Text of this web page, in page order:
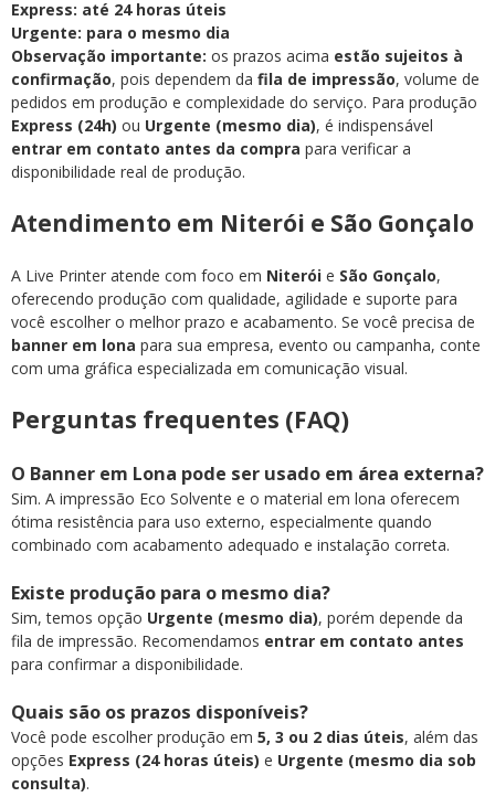
Express: até 24 horas úteis
Urgente: para o mesmo dia
Observação importante: os prazos acima estão sujeitos à
confirmação, pois dependem da fila de impressão, volume de
pedidos em produção e complexidade do serviço. Para produção
Express (24h) ou Urgente (mesmo dia), é indispensável
entrar em contato antes da compra para verificar a
disponibilidade real de produção.
Atendimento em Niterói e São Gonçalo
A Live Printer atende com foco em Niterói e São Gonçalo,
oferecendo produção com qualidade, agilidade e suporte para
você escolher o melhor prazo e acabamento. Se você precisa de
banner em lona para sua empresa, evento ou campanha, conte
com uma gráfica especializada em comunicação visual.
Perguntas frequentes (FAQ)
O Banner em Lona pode ser usado em área externa?
Sim. A impressão Eco Solvente e o material em lona oferecem
ótima resistência para uso externo, especialmente quando
combinado com acabamento adequado e instalação correta.
Existe produção para o mesmo dia?
Sim, temos opção Urgente (mesmo dia), porém depende da
fila de impressão. Recomendamos entrar em contato antes
para confirmar a disponibilidade.
Quais são os prazos disponíveis?
Você pode escolher produção em 5, 3 ou 2 dias úteis, além das
opções Express (24 horas úteis) e Urgente (mesmo dia sob
consulta).